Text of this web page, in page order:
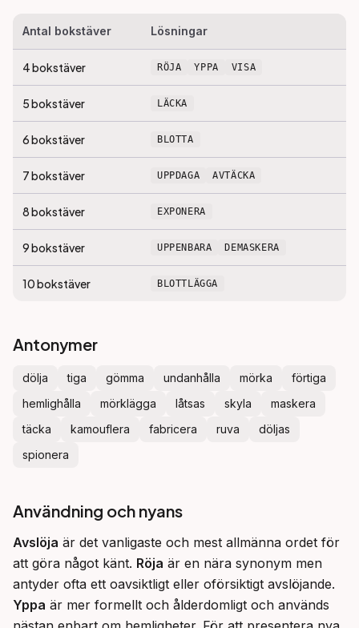
Antal bokstäver Lösningar
4bokstäver RÖJA YPPA VISA
5bokstäver LÄCKA
6bokstäver BLOTTA
7bokstäver UPPDAGA AVTÄCKA
8bokstäver EXPONERA
9bokstäver UPPENBARA DEMASKERA
10bokstäver BLOTTLÄGGA
Antonymer
dölja tiga gömma undanhålla mörka
förtiga
hemlighålla
mörklägga låtsas skyla
maskera
täcka
kamouflera fabricera ruva
döljas
spionera
Användning och nyans
Avslöja är det vanligaste och mest allmänna ordet för
att göra något känt. Röja är en nära synonym men
Yppa är mer formellt och ålderdomligt och används